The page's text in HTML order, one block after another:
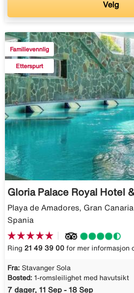
Velg
Familievennlig
Etterspurt
Gloria Palace Royal Hotel
Playa de Amadores, Gran
Spania
Ring 21 49 39 00 for mer informasjon
Fra: Stavanger Sola
Bosted: 1-romsleilighet med havutsikt
7 dager, 11 Sep - 18 Sep